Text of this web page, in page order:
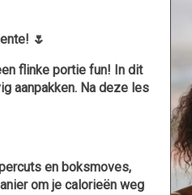
🌷
flinke portie fun! In dit
aanpakken. Na deze les
en boksmoves,
om je calorieën weg